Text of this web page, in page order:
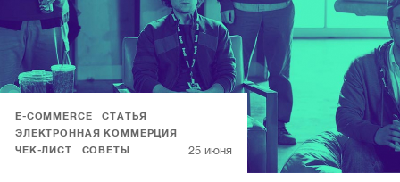
E-COMMERCE
СТАТЬЯ
ЭЛЕКТРОННАЯ КОММЕРЦИЯ
ЧЕК-ЛИСТ
СОВЕТЫ 25 июня